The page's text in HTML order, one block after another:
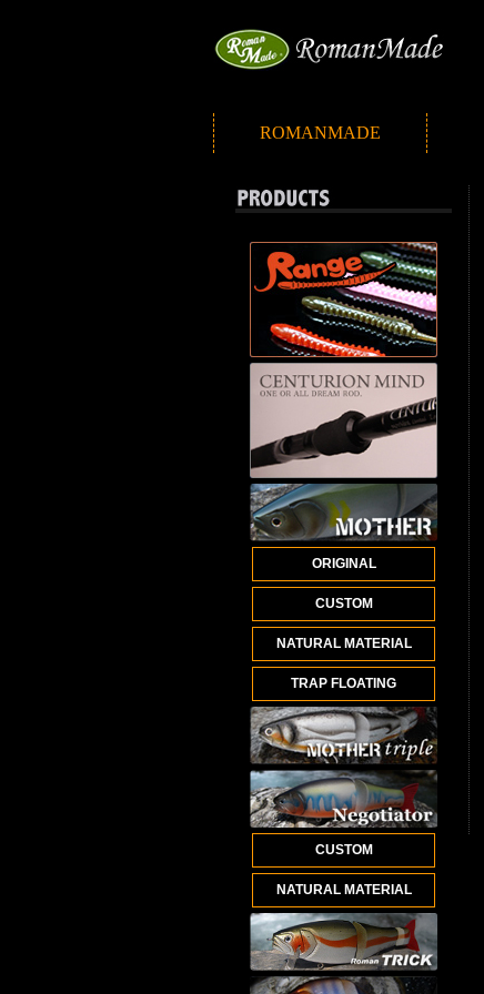
ROMANMADE
ORIGINAL
CUSTOM
NATURAL MATERIAL
TRAP FLOATING
CUSTOM
NATURAL MATERIAL